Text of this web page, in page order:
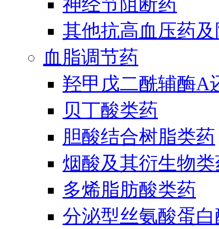
其他抗高血压药
血脂调节药
羟甲戊二酰辅酶A
贝丁酸类药
胆酸结合树脂类药
烟酸及其衍生物
多烯脂肪酸类药
分泌型丝氨酸蛋